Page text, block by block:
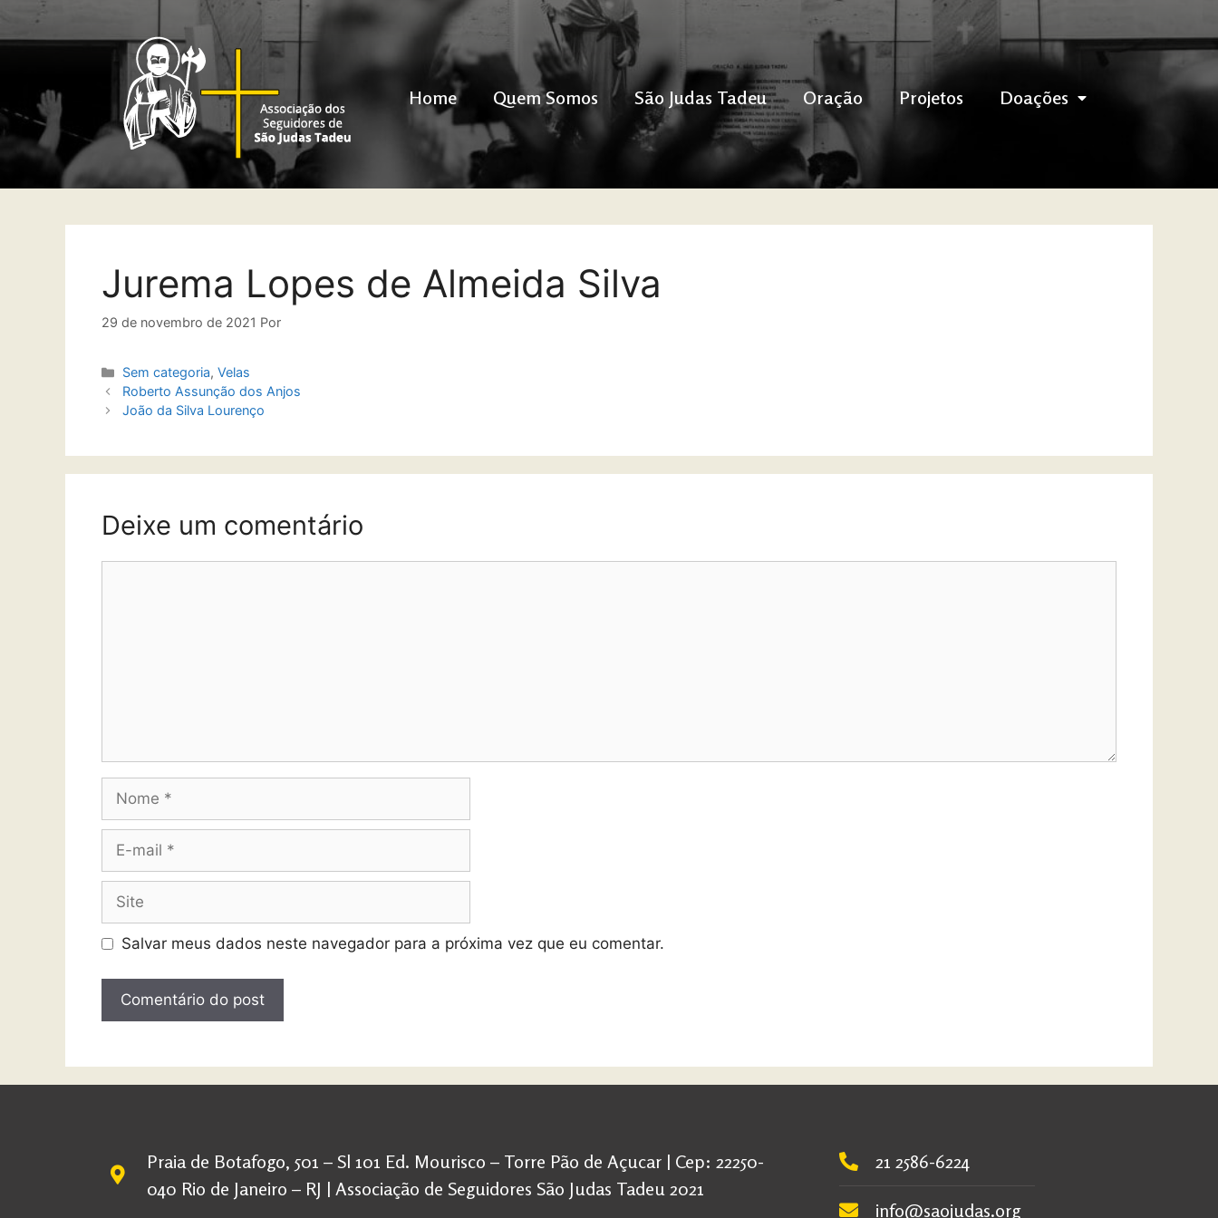
Home Quem Somos São Judas Tadeu Oração Projetos Doações
Jurema Lopes de Almeida Silva
29 de novembro de 2021 Por
Sem categoria,Velas
Roberto Assunção dos Anjos
João da Silva Lourenço
Deixe um comentário
Salvar meus dados neste navegador para a próxima vez que eu comentar.
Praia de Botafogo, 501 – Sl 101 Ed. Mourisco – Torre Pão de Açucar | Cep: 22250-
040 Rio de Janeiro – RJ | Associação de Seguidores São Judas Tadeu 2021
21 2586-6224
info@saojudas.org